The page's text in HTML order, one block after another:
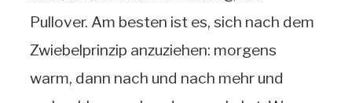
Pullover. Am besten ist es, sich nach dem
Zwiebelprinzip anzuziehen: morgens
warm, dann nach und nach mehr und